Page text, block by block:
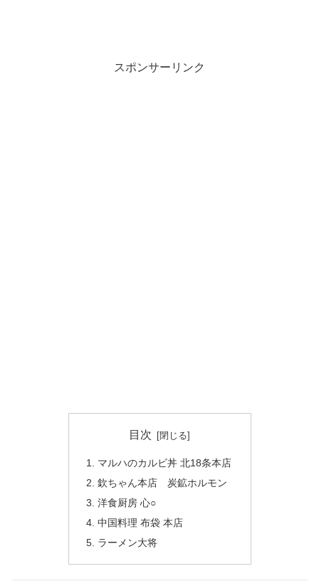
スポンサーリンク
目次
マルハのカルビ丼 北18条本店
欽ちゃん本店 炭鉱ホルモン
洋食厨房 心○
中国料理 布袋 本店
ラーメン大将